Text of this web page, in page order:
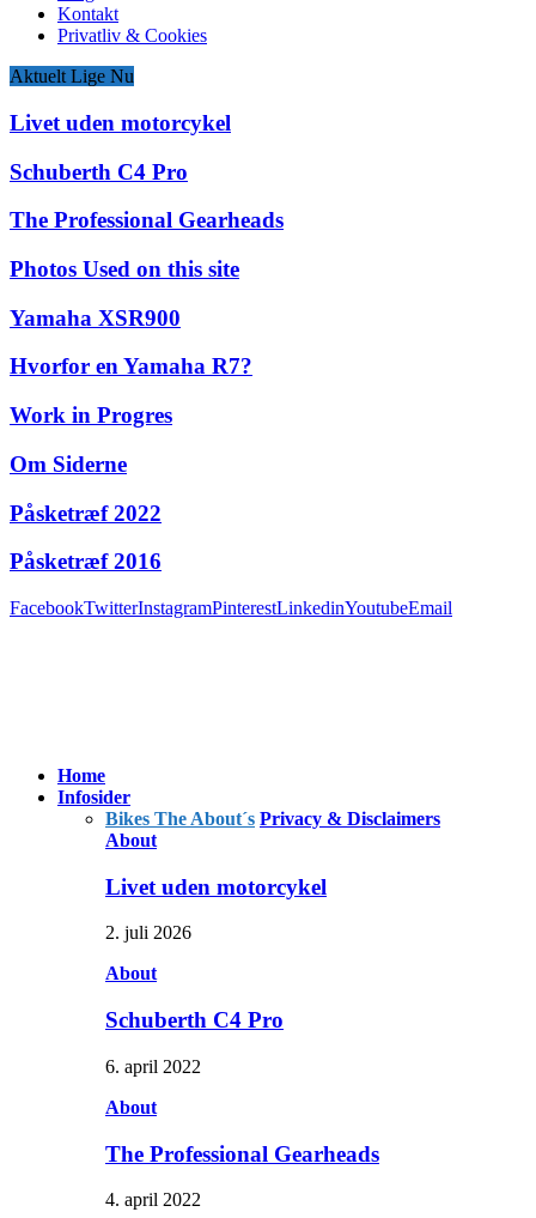
Kontakt
Privatliv & Cookies
Aktuelt Lige Nu
Livet uden motorcykel
Schuberth C4 Pro
The Professional Gearheads
Photos Used on this site
Yamaha XSR900
Hvorfor en Yamaha R7?
Work in Progres
Om Siderne
Påsketræf 2022
Påsketræf 2016
FacebookTwitterInstagramPinterestLinkedinYoutubeEmail
Home
Infosider
Bikes The About´s Privacy & Disclaimers
About
Livet uden motorcykel
2. juli 2026
About
Schuberth C4 Pro
6. april 2022
About
The Professional Gearheads
4. april 2022